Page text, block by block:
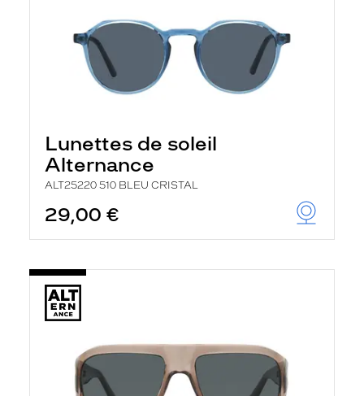
Lunettes de soleil
Alternance
ALT25220 510 BLEU CRISTAL
29,00 €